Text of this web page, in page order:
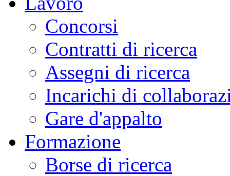
Concorsi
Contratti di ricerca
Assegni di ricerca
Incarichi di
Gare d'appalto
Formazione
Borse di ricerca